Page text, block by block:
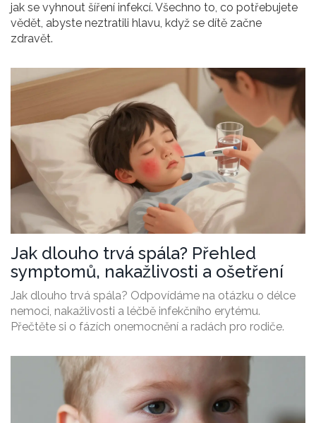
jak se vyhnout šíření infekcí. Všechno to, co potřebujete
vědět, abyste neztratili hlavu, když se dítě začne
zdravět.
Jak dlouho trvá spála? Přehled
symptomů, nakažlivosti a ošetření
Jak dlouho trvá spála? Odpovídáme na otázku o délce
nemoci, nakažlivosti a léčbě infekčního erytému.
Přečtěte si o fázích onemocnění a radách pro rodiče.